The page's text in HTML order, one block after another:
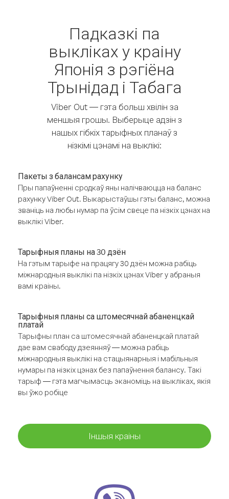
Падказкі па
выкліках у краіну
Японія з рэгіёна
Трынідад і Табага
Viber Out — гэта больш хвілін за
меншыя грошы. Выберыце адзін з
нашых гібкіх тарыфных планаў з
нізкімі цэнамі на выклікі:
Пакеты з балансам рахунку
Пры папаўненні сродкаў яны налічваюцца на баланс
рахунку Viber Out. Выкарыстаўшы гэты баланс, можна
званіць на любы нумар па ўсім свеце па нізкіх цэнах на
выклікі Viber.
Тарыфныя планы на 30 дзён
На гэтым тарыфе на працягу 30 дзён можна рабіць
міжнародныя выклікі па нізкіх цэнах Viber у абраныя
вамі краіны.
Тарыфныя планы са штомесячнай абаненцкай
платай
Тарыфны план са штомесячнай абаненцкай платай
дае вам свабоду дзеянняў — можна рабіць
міжнародныя выклікі на стацыянарныя і мабільныя
нумары па нізкіх цэнах без папаўнення балансу. Такі
тарыф — гэта магчымасць эканоміць на выкліках, якія
вы ўжо робіце
Іншыя краіны